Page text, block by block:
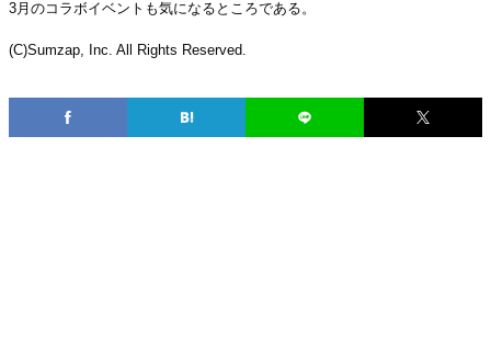
3月のコラボイベントも気になるところである。
(C)Sumzap, Inc. All Rights Reserved.